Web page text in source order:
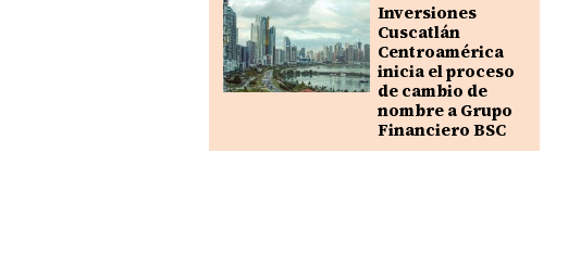
Inversiones
Cuscatlán
Centroamérica
inicia el proceso
de cambio de
nombre a Grupo
Financiero BSC